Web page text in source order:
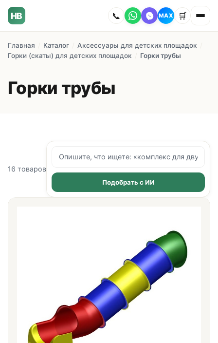
HB 📞 MAX 🛒
Главная
Каталог
Как заказать
Доставка
Сотрудничество
Zakaz.HappyBaby2000@ya.ru
Главная Каталог Аксессуары для детских площадок
Горки (скаты) для детских площадок
Горки трубы
Горки трубы
16 товаров
Подобрать с ИИ